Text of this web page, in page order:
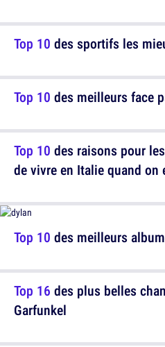
Top 10 des sportifs les
Top 10 des raisons pour
de vivre en Italie quand on
Top 16 des plus belles
Garfunkel
Top 10 des meilleurs face
Top 10 des meilleurs